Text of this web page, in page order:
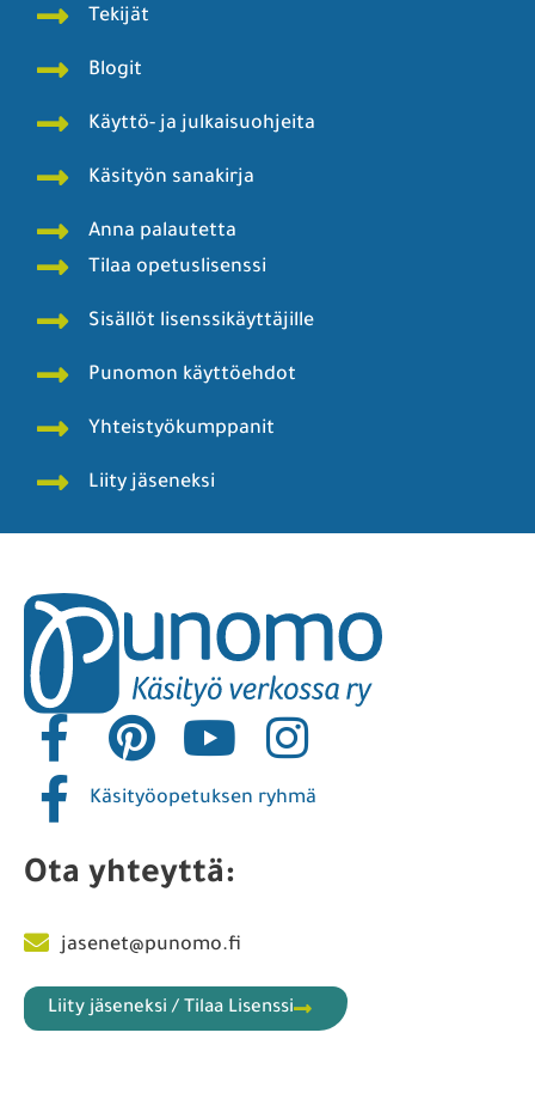
Tekijät
Blogit
Käyttö- ja julkaisuohjeita
Käsityön sanakirja
Anna palautetta
Tilaa opetuslisenssi
Sisällöt lisenssikäyttäjille
Punomon käyttöehdot
Yhteistyökumppanit
Liity jäseneksi
Käsityöopetuksen ryhmä
Ota yhteyttä:
jasenet@punomo.fi
Liity jäseneksi / Tilaa Lisenssi